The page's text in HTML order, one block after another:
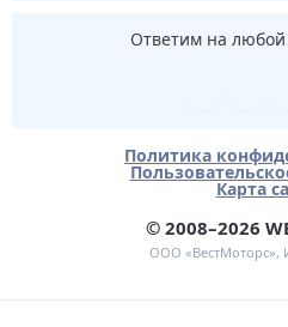
Ответим на любой
Политика
Карта
© 2008–2026
ООО «ВестМоторс»,